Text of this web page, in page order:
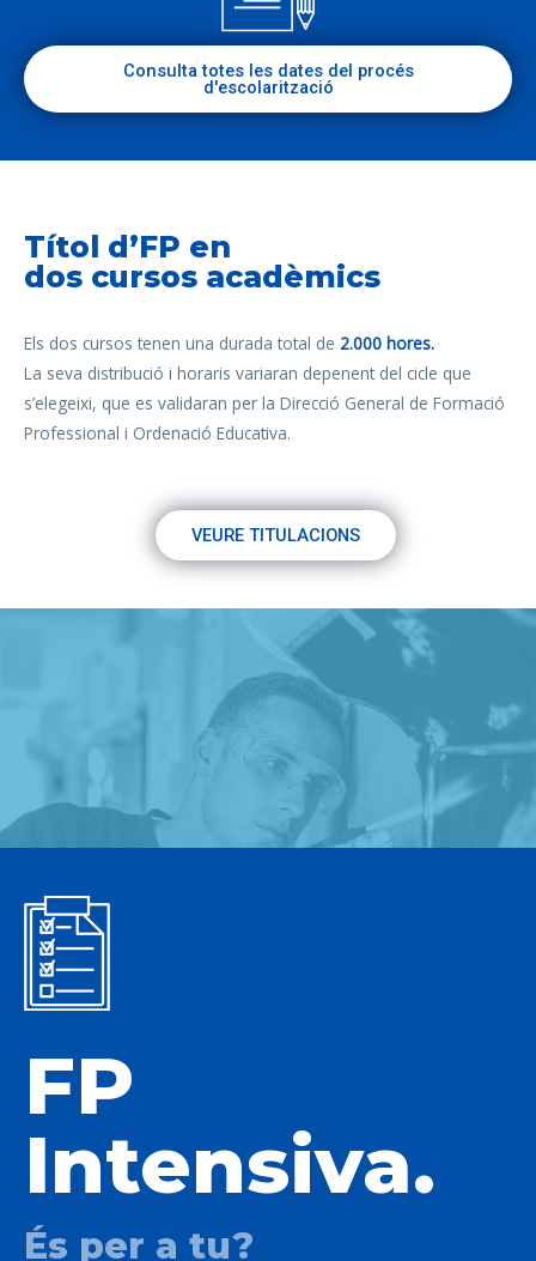
Consulta totes les dates del procés
d'escolarització
Títol d’FP en
dos cursos acadèmics
Els dos cursos tenen una durada total de 2.000 hores.
La seva distribució i horaris variaran depenent del cicle que
s’elegeixi, que es validaran per la Direcció General de Formació
Professional i Ordenació Educativa.
VEURE TITULACIONS
FP
Intensiva.
És per a tu?